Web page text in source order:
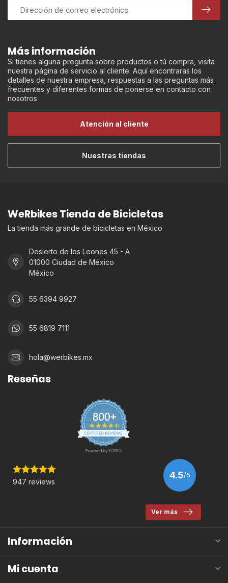
Más información
Si tienes alguna pregunta sobre productos o tú compra, visita
nuestra página de servicio al cliente. Aquí encontraras los
detalles de nuestra empresa, respuestas a las preguntas más
frecuentes y diferentes formas de ponerse en contacto con
nosotros
Atención al cliente
Nuestras tiendas
WeRbikes Tienda de Bicicletas
La tienda más grande de bicicletas en México
Desierto de los Leones 45 - A
01000 Ciudad de México
México
55 6394 9927
55 6819 7111
hola@werbikes.mx
Reseñas
947 reviews
4.5/5
Ver más
Información
Mi cuenta